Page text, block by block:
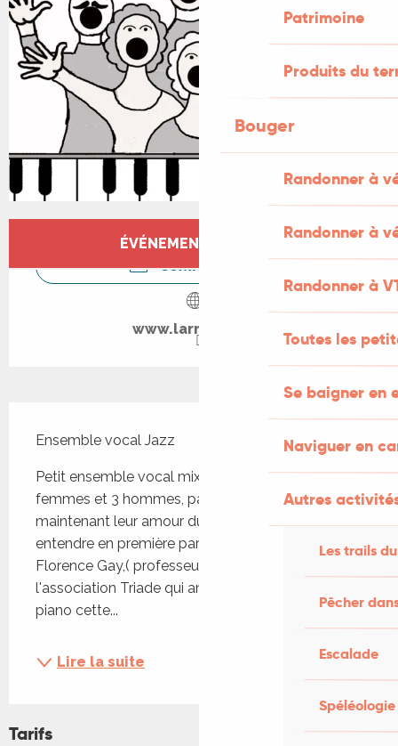
Patrimoine
Produits du
Bouger
Randonner à
Randonner à
Randonner à
Toutes les
Se baigner en
Naviguer en
Autres
Les trails
Pêcher
Escalade
Spéléologie
Ouverture et coordonnées
ÉVÉNEMENT TERMINÉ
CONTACTEZ-NOUS
www.larrosoir.org
Ensemble vocal Jazz
Petit ensemble vocal mixte, composé de 6
femmes et 3 hommes, partageant depuis 6 mois
maintenant leur amour du jazz. Vous pourrez
entendre en première partie des créations de
Florence Gay,( professeur et créatrice de
l'association Triade qui anime et accompagne au
piano cette...
Lire la suite
Tarifs